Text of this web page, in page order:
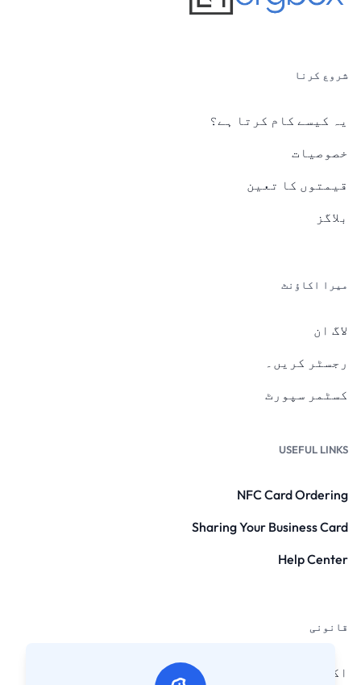
شروع کرنا
یہ کیسے کام کرتا ہے؟
خصوصیات
قیمتوں کا تعین
بلاگز
میرا اکاؤنٹ
لاگ ان
رجسٹر کریں۔
کسٹمر سپورٹ
USEFUL LINKS
NFC Card Ordering
Sharing Your Business Card
Help Center
قانونی
اکثر پوچھے گئے سوالات